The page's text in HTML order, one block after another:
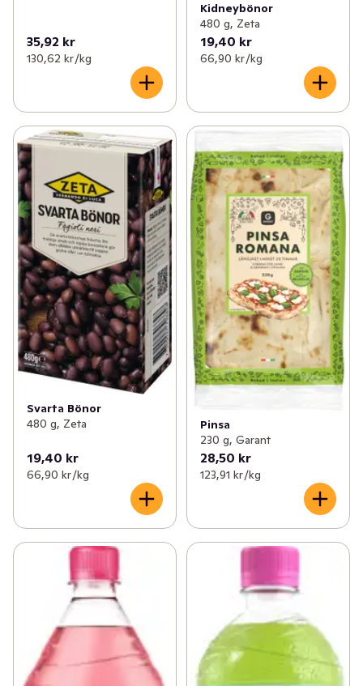
35,92 kr
130,62 kr /kg
Kidneybönor
480 g, Zeta
19,40 kr
66,90 kr /kg
Svarta Bönor
480 g, Zeta
19,40 kr
66,90 kr /kg
Pinsa
230 g, Garant
28,50 kr
123,91 kr /kg